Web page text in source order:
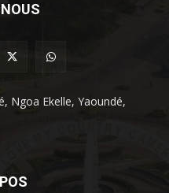
Ngoa Ekelle, Yaoundé,